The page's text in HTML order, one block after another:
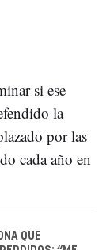
si ese
la
por las
cada año en
QUE